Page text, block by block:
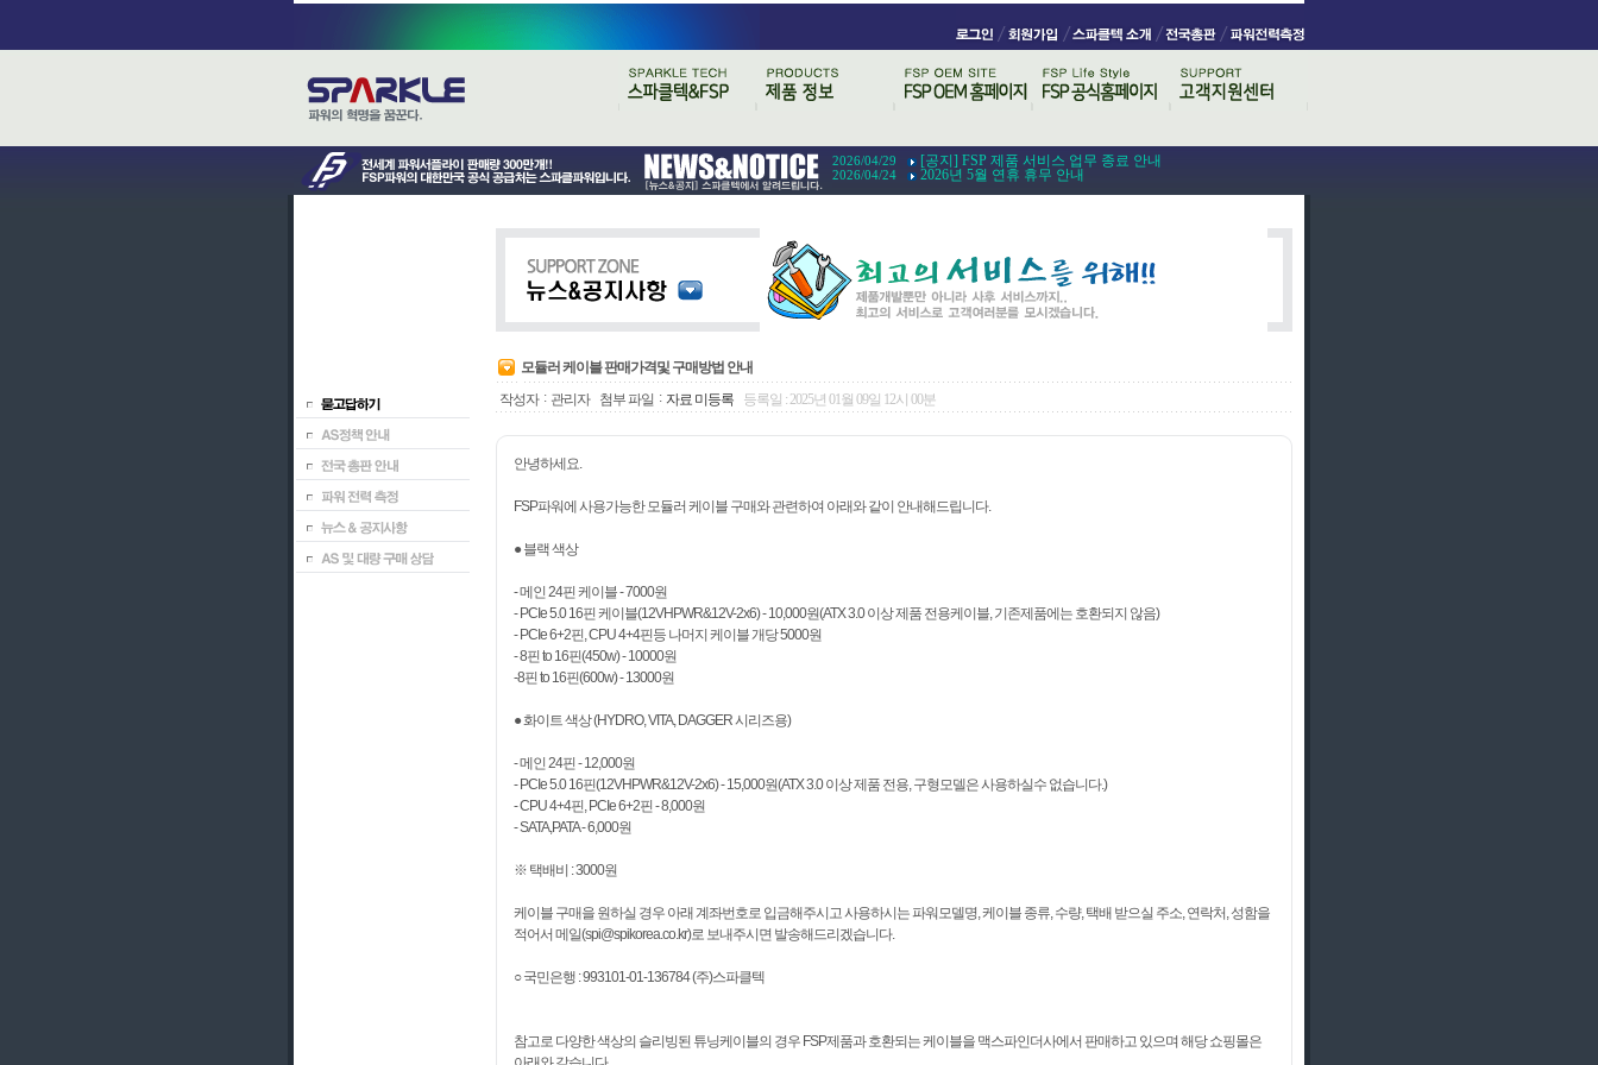
2026/04/29 [공지] FSP 제품 서비스 업무 종료 안내
2026/04/24 2026년 5월 연휴 휴무 안내
모듈러 케이블 판매가격및 구매방법 안내
작성자 : 관리자 첨부 파일 : 자료 미등록 등록일 : 2025년 01월 09일 12시 00분
안녕하세요.
FSP파워에 사용가능한 모듈러 케이블 구매와 관련하여 아래와 같이 안내해드립니다.
● 블랙 색상
- 메인 24핀 케이블 - 7000원
- PCIe 5.0 16핀 케이블(12VHPWR&12V-2x6) - 10,000원(ATX 3.0 이상 제품 전용케이블, 기존제품에는 호환되지 않음)
- PCIe 6+2핀, CPU 4+4핀등 나머지 케이블 개당 5000원
- 8핀 to 16핀(450w) - 10000원
-8핀 to 16핀(600w) - 13000원
● 화이트 색상 (HYDRO, VITA, DAGGER 시리즈용)
- 메인 24핀 - 12,000원
- PCIe 5.0 16핀(12VHPWR&12V-2x6) - 15,000원(ATX 3.0 이상 제품 전용, 구형모델은 사용하실수 없습니다.)
- CPU 4+4핀, PCIe 6+2핀 - 8,000원
- SATA,PATA - 6,000원
※ 택배비 : 3000원
케이블 구매을 원하실 경우 아래 계좌번호로 입금해주시고 사용하시는 파워모델명, 케이블 종류, 수량, 택배 받으실 주소, 연락처, 성함을
적어서 메일(spi@spikorea.co.kr)로 보내주시면 발송해드리겠습니다.
○ 국민은행 : 993101-01-136784 (주)스파클텍
참고로 다양한 색상의 슬리빙된 튜닝케이블의 경우 FSP제품과 호환되는 케이블을 맥스파인더사에서 판매하고 있으며 해당 쇼핑몰은